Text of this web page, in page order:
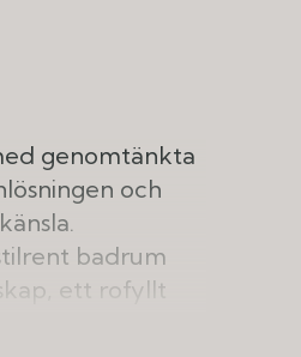
genomtänkta
och
badrum
ett rofyllt